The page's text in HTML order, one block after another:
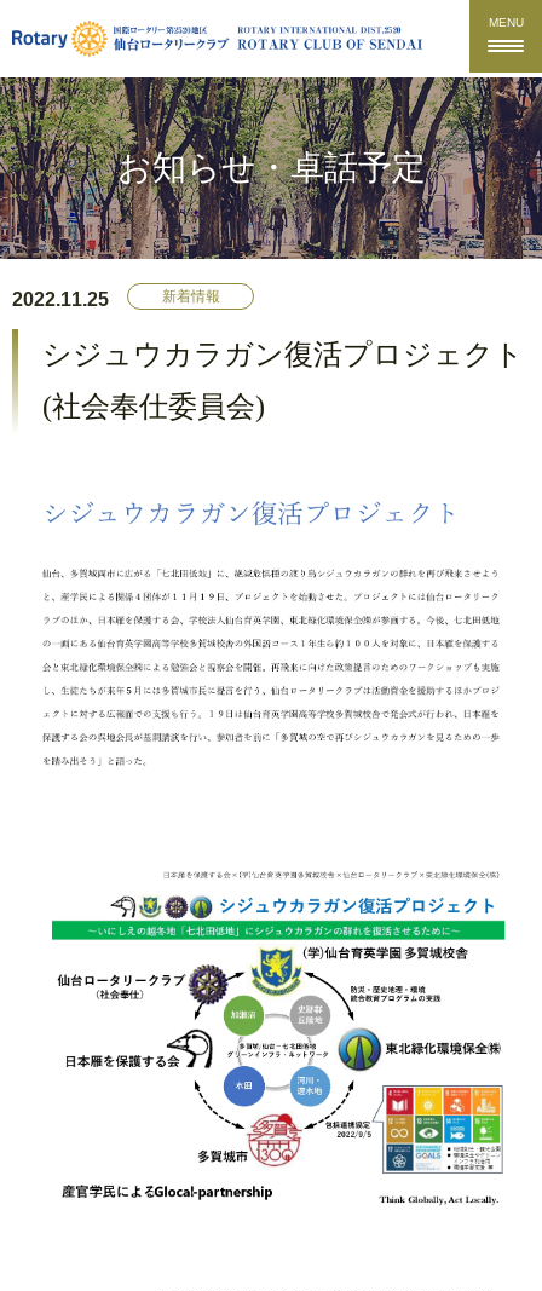
MENU
お知らせ・卓話予定
2022.11.25 新着情報
シジュウカラガン復活プロジェクト
(社会奉仕委員会)